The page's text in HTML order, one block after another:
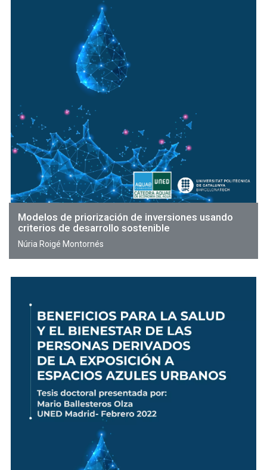
Modelos de priorización de inversiones usando
criterios de desarrollo sostenible
Núria Roigé Montornés